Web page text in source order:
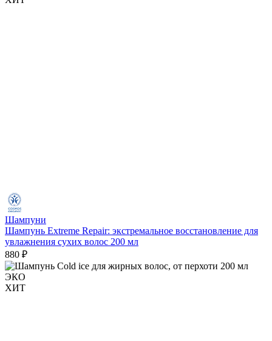
Шампуни
Шампунь Extreme Repair: экстремальное восстановление для
увлажнения сухих волос 200 мл
880 ₽
ЭКО
ХИТ